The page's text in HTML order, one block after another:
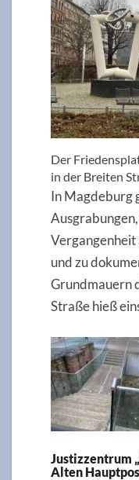
Der
in der Breiten
In Magdeburg
Vergangenheit
und zu
Grundmauern
Straße hieß
Justizzentrum
Alten